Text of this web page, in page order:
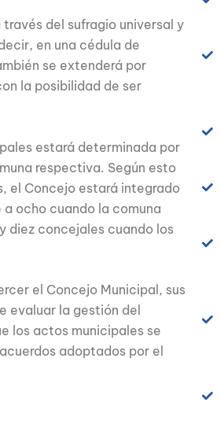
del sufragio universal y
en una cédula de
se extenderá por
la posibilidad de ser
estará determinada por
respectiva. Según esto
el Concejo estará integrado
ocho cuando la comuna
diez concejales cuando los
el Concejo Municipal, sus
evaluar la gestión del
los actos municipales se
adoptados por el